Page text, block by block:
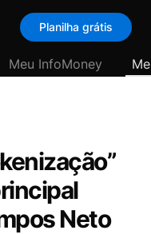
Planilha grátis
Meu InfoMoney
Neto